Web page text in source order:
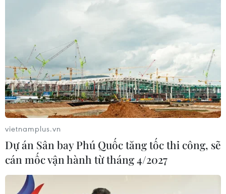
vietnamplus.vn
Dự án Sân bay Phú Quốc tăng tốc thi công, sẽ
cán mốc vận hành từ tháng 4/2027